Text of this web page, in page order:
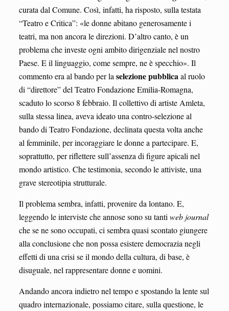
curata dal Comune. Così, infatti, ha risposto, sulla testata
“Teatro e Critica”: «le donne abitano generosamente i
teatri, ma non ancora le direzioni. D’altro canto, è un
problema che investe ogni ambito dirigenziale nel nostro
Paese. E il linguaggio, come sempre, ne è specchio». Il
commento era al bando per la selezione pubblicaal ruolo
di “direttore” del Teatro Fondazione Emilia-Romagna,
scaduto lo scorso 8 febbraio. Il collettivo di artiste Amleta,
sulla stessa linea, aveva ideato una contro-selezione al
bando di Teatro Fondazione, declinata questa volta anche
al femminile, per incoraggiare le donne a partecipare. E,
soprattutto, per riflettere sull’assenza di figure apicali nel
mondo artistico. Che testimonia, secondo le attiviste, una
grave stereotipia strutturale.
Il problema sembra, infatti, provenire da lontano. E,
leggendo le interviste che annose sono su tanti web journal
che se ne sono occupati, ci sembra quasi scontato giungere
alla conclusione che non possa esistere democrazia negli
effetti di una crisi se il mondo della cultura, di base, è
disuguale, nel rappresentare donne e uomini.
Andando ancora indietro nel tempo e spostando la lente sul
quadro internazionale, possiamo citare, sulla questione, le